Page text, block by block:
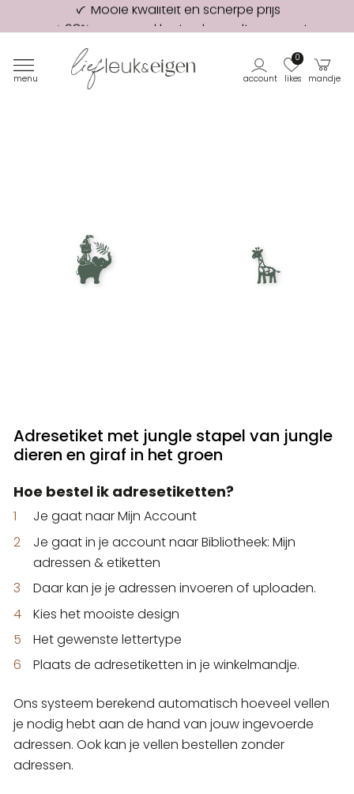
98% van onze klanten beveelt ons aan!
Eerste proefdruk GRATIS
menu account likes
0
mandje
Adresetiket met jungle stapel van jungle
dieren en giraf in het groen
Hoe bestel ik adresetiketten?
Je gaat naar Mijn Account
Je gaat in je account naar Bibliotheek: Mijn
adressen & etiketten
Daar kan je je adressen invoeren of uploaden.
Kies het mooiste design
Het gewenste lettertype
Plaats de adresetiketten in je winkelmandje.
Ons systeem berekend automatisch hoeveel vellen
je nodig hebt aan de hand van jouw ingevoerde
adressen. Ook kan je vellen bestellen zonder
adressen.